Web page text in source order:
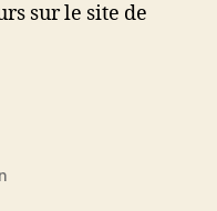
sur le site de